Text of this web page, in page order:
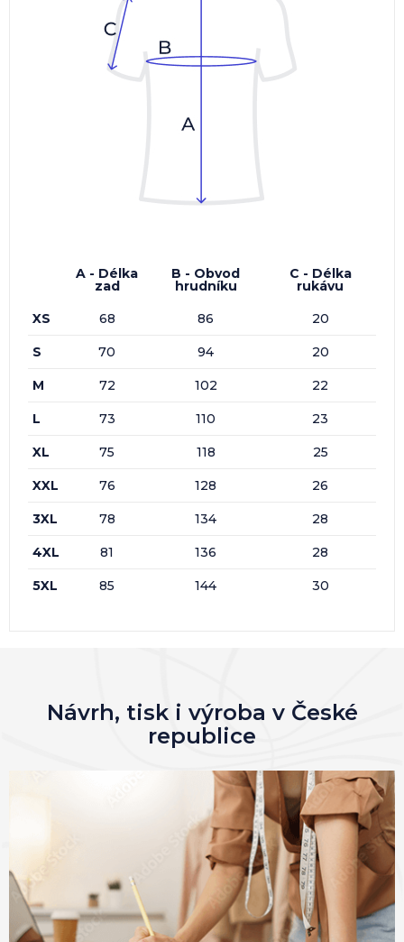
A - Délka
zad
B - Obvod
hrudníku
C - Délka
rukávu
XS
68 86 20
S 70 94 20
M 72 102 22
L 73 110 23
XL 75 118 25
XXL 76 128 26
3XL 78 134 28
4XL 81 136 28
5XL 85 144 30
Návrh, tisk i výroba v České
republice